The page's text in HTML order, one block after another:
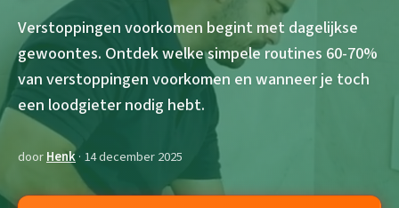
Verstoppingen voorkomen begint met dagelijkse
gewoontes. Ontdek welke simpele routines 60-70%
van verstoppingen voorkomen en wanneer je toch
een loodgieter nodig hebt.
doorHenk· 14 december 2025